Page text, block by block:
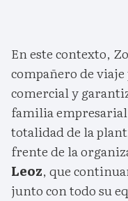
En este contexto,
compañero de
comercial y
familia
totalidad de la
frente de la
Leoz, que
junto con todo su